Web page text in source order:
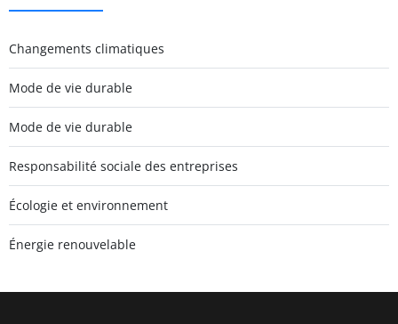
Changements climatiques
Mode de vie durable
Mode de vie durable
Responsabilité sociale des entreprises
Écologie et environnement
Énergie renouvelable